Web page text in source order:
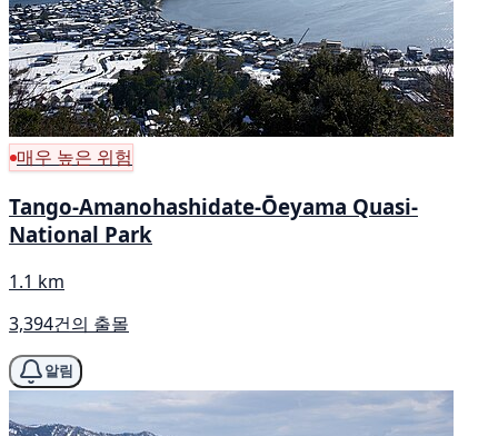
매우 높은 위험
Tango-Amanohashidate-Ōeyama Quasi-
National Park
1.1 km
3,394건의 출몰
알림